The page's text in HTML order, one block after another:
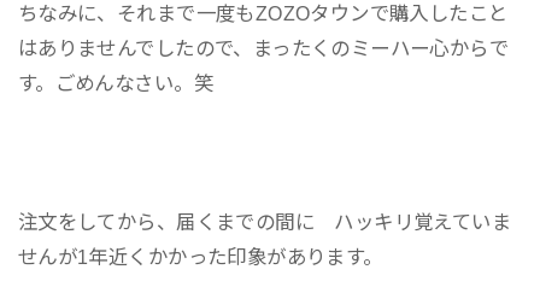
ちなみに、それまで一度もZOZOタウンで購入したこと
はありませんでしたので、まったくのミーハー心からで
す。ごめんなさい。笑
注文をしてから、届くまでの間に ハッキリ覚えていま
せんが1年近くかかった印象があります。